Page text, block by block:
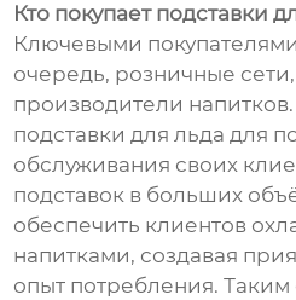
Кто покупает подставки
Ключевыми
очередь, розничные
производители
подставки для льда для
обслуживания своих
подставок в больших
обеспечить клиентов
напитками, создавая
опыт потребления. Таким